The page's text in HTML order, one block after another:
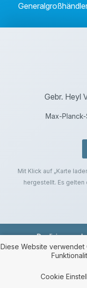
Gebr. Heyl
Max-Planck-
Mit Klick auf „Karte
hergestellt. Es gelten
Realisierung
Diese Website verwendet
Cookie